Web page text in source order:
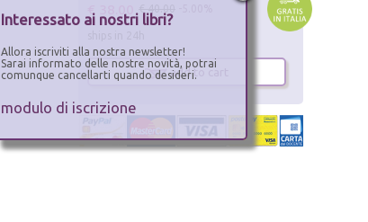
€ 38.00
add to cart
Interessato ai nostri libri?
Allora iscriviti alla nostra newsletter!
Sarai informato delle nostre novità, potrai
comunque cancellarti quando desideri.
modulo di iscrizione